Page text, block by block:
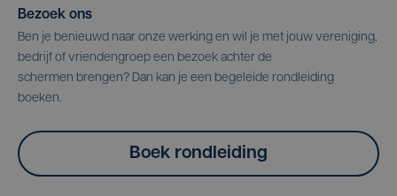
Bezoek ons
Ben je benieuwd naar onze werking en wil je met jouw vereniging,
bedrijf of vriendengroep een bezoek achter de
schermen brengen? Dan kan je een begeleide rondleiding
boeken.
Boek rondleiding